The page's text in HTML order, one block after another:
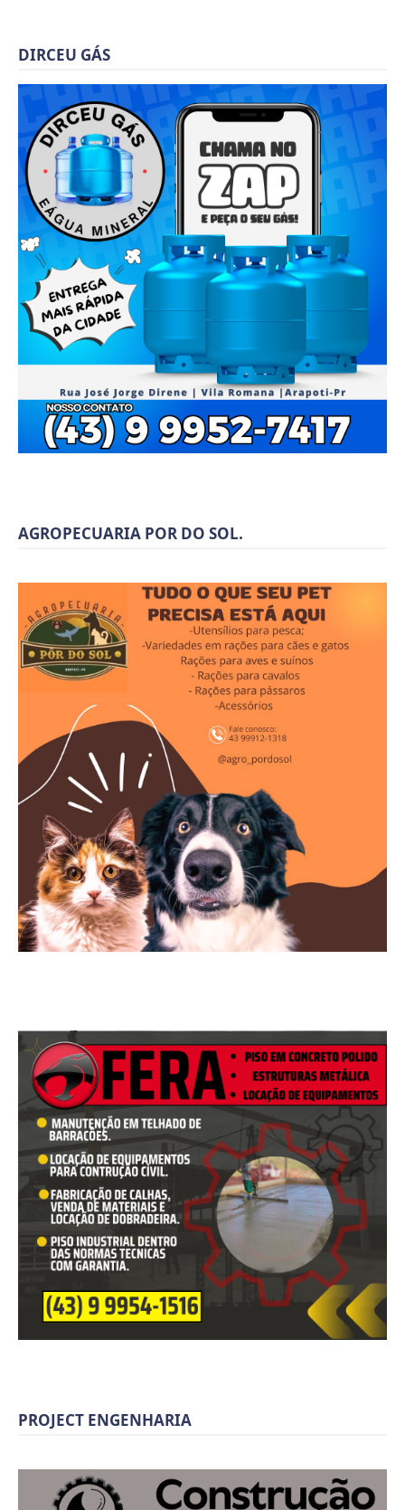
DIRCEU GÁS
AGROPECUARIA POR DO SOL.
PROJECT ENGENHARIA